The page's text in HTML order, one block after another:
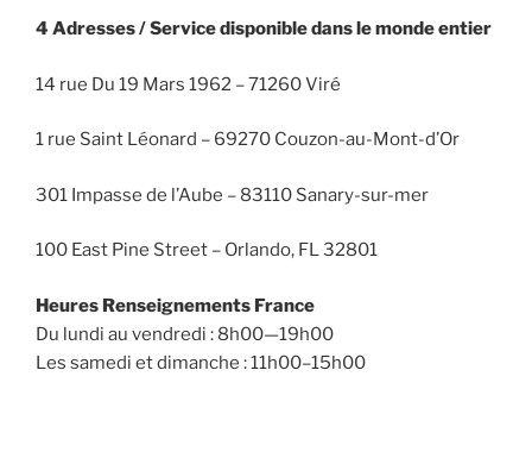
4 Adresses / Service disponible dans le monde entier
14 rue Du 19 Mars 1962 – 71260 Viré
1 rue Saint Léonard – 69270 Couzon-au-Mont-d’Or
301 Impasse de l’Aube – 83110 Sanary-sur-mer
100 East Pine Street – Orlando, FL 32801
Heures Renseignements France
Du lundi au vendredi : 8h00—19h00
Les samedi et dimanche : 11h00–15h00